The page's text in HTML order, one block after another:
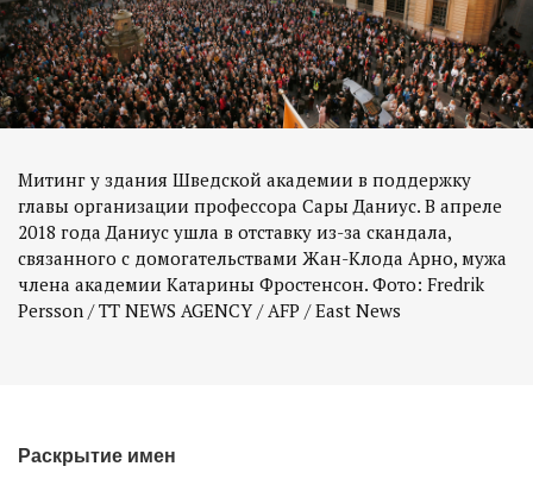
Митинг у здания Шведской академии в поддержку
главы организации профессора Сары Даниус. В апреле
2018 года Даниус ушла в отставку из-за скандала,
связанного с домогательствами Жан-Клода Арно, мужа
члена академии Катарины Фростенсон. Фото: Fredrik
Persson / TT NEWS AGENCY / AFP / East News
Раскрытие имен